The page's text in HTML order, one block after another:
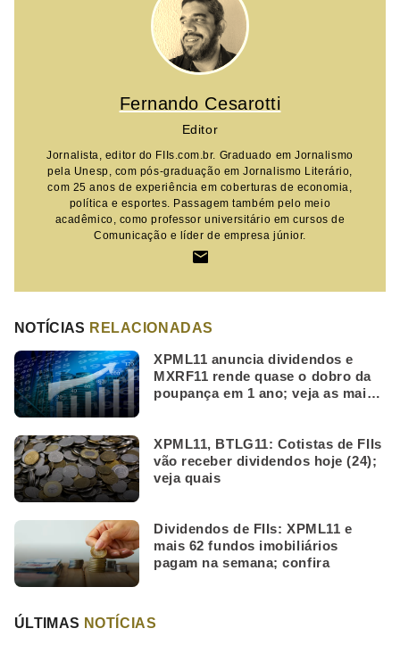
Fernando Cesarotti
Editor
Jornalista, editor do FIIs.com.br. Graduado em Jornalismo
pela Unesp, com pós-graduação em Jornalismo Literário,
com 25 anos de experiência em coberturas de economia,
política e esportes. Passagem também pelo meio
acadêmico, como professor universitário em cursos de
Comunicação e líder de empresa júnior.
NOTÍCIAS RELACIONADAS
XPML11 anuncia dividendos e
MXRF11 rende quase o dobro da
poupança em 1 ano; veja as mais
XPML11, BTLG11: Cotistas de FIIs
vão receber dividendos hoje (24);
veja quais
Dividendos de FIIs: XPML11 e
mais 62 fundos imobiliários
pagam na semana; confira
ÚLTIMAS NOTÍCIAS